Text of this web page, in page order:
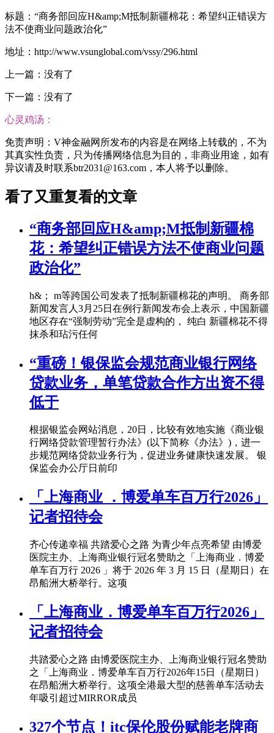
标题：“商务部回应H&amp;M抵制新疆棉花：希望纠正错误方
法不使商业问题政治化”
地址：http://www.vsunglobal.com/vssy/296.html
上一篇：没有了
下一篇：没有了
心灵鸡汤：
免责声明：V神金融网所发布的内容是在网络上转载的，不为
其真实性负责，只为传播网络信息为目的，非商业用途，如有
异议请及时联系btr2031@163.com，本人将予以删除。
看了又重复看的文章
“商务部回应H&amp;M抵制新疆棉
花：希望纠正错误方法不使商业问题
政治化”
h&； m等跨国公司发表了抵制新疆棉花的声明。 商务部
新闻发言人3月25日在例行新闻发布会上表示，中国新疆
地区存在“强制劳动”完全是虚构的， 纯白 新疆棉花不得
抹杀和玷污任何
“重磅！银保监会规范商业银行网络
贷款业务，单笔贷款合作方出资不得
低于
根据银监会网站消息，20日，比较有效地实施《商业银
行网络贷款管理暂行办法》(以下简称《办法》)，进一
步规范网络贷款业务行为，促进业务健康快速发展。 银
保监会办公厅日前印
「上海商业 ．博爱单车百万行2026」
记者招待会
齐心传递幸福 共踏爱心之路 为青少年点亮希望 由博爱
医院主办、上海商业银行冠名赞助之「上海商业．博爱
单车百万行 2026 」将于 2026 年 3 月 15 日（星期日）在
昂船洲大桥举行。这项
「上海商业．博爱单车百万行2026」
记者招待会
共踏爱心之路 由博爱医院主办、上海商业银行冠名赞助
之「上海商业．博爱单车百万行2026年15日（星期日）
在昂船洲大桥举行。这项全港最大型的慈善单车活动去
年吸引超过MIRROR成员
327个节点！itc保伦股份赋能老牌商